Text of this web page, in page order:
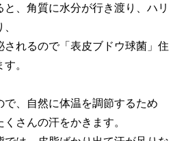
、角質に水分が行き渡り、ハリ
されるので「表皮ブドウ球菌」住
。
で、自然に体温を調節するため
さんの汗をかきます。